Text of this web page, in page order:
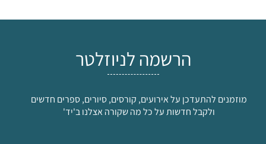
הרשמה לניוזלטר
מוזמנים להתעדכן על אירועים, קורסים, סיורים, ספרים חדשים
ולקבל חדשות על כל מה שקורה אצלנו ב'יד'